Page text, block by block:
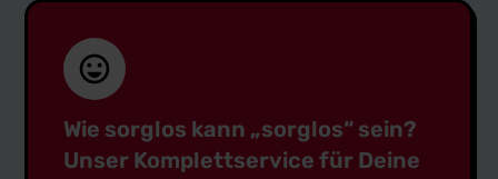
Wie sorglos kann „sorglos“ sein?
Unser Komplettservice für Deine